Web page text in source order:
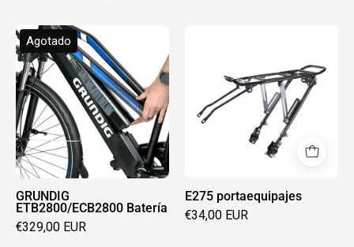
y
forma
aerodinámica
GRUNDIG
ETB2800/ECB2800
Batería
Agotado
GRUNDIG
ETB2800/ECB2800 Batería
€329,00 EUR
E275 portaequipajes
€34,00 EUR